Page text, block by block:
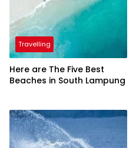
Travelling
Here are The Five Best
Beaches in South Lampung